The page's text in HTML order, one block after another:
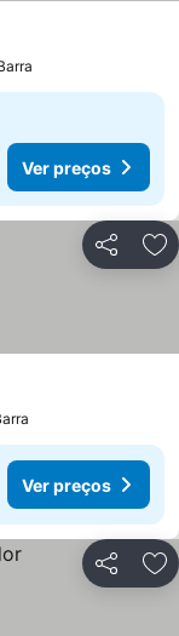
Ver preços
Partilhar
Ver preços
Partilhar